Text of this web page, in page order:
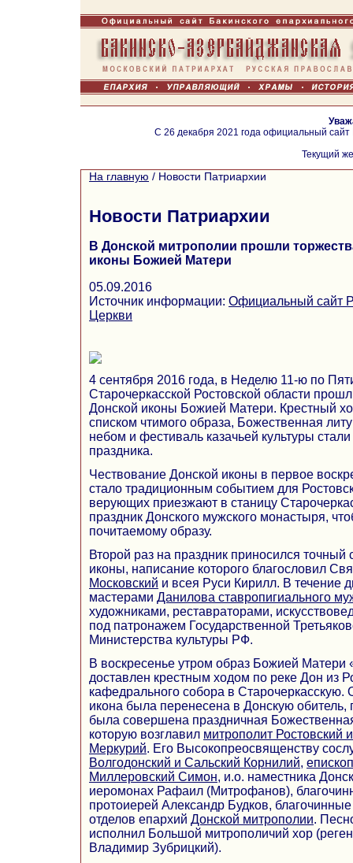
С 26 декабря 2021 года официальный
Текущий
На главную / Новости Патриархии
Новости Патриархии
В Донской митрополии прошли
иконы Божией Матери
05.09.2016
Источник информации: Официальный сайт
Церкви
4 сентября 2016 года, в Неделю 11-ю по
Старочеркасской Ростовской области
Донской иконы Божией Матери. Крестный
списком чтимого образа, Божественная
небом и фестиваль казачьей культуры
праздника.
Чествование Донской иконы в первое
стало традиционным событием для
верующих приезжают в станицу
праздник Донского мужского монастыря,
почитаемому образу.
Второй раз на праздник приносился точный
иконы, написание которого благословил
Московский и всея Руси Кирилл. В течение
мастерами Данилова ставропигиального
художниками, реставраторами,
под патронажем Государственной
Министерства культуры РФ.
В воскресенье утром образ Божией Матери
доставлен крестным ходом по реке Дон из
кафедрального собора в Старочеркасскую.
икона была перенесена в Донскую
была совершена праздничная
которую возглавил митрополит Ростовский
Меркурий. Его Высокопреосвященству
Волгодонский и Сальский Корнилий,
Миллеровский Симон, и.о. наместника
иеромонах Рафаил (Митрофанов),
протоиерей Александр Будков,
отделов епархий Донской митрополии.
исполнил Большой митрополичий хор
Владимир Зубрицкий).